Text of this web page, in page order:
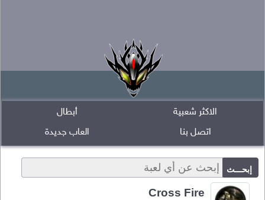
أبطال
الاكثر شعبية
العاب جديدة
اتصل بنا
Cross Fire